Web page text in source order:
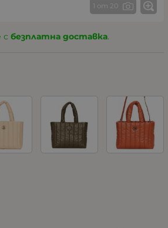
1 от 20
с безплатна доставка.